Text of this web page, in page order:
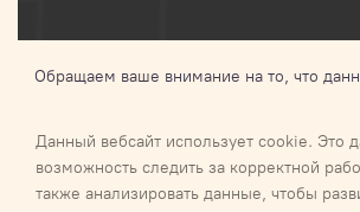
Данный вебсайт использует cookie. Это
возможность следить за корректной
также анализировать данные, чтобы
Обращаем ваше внимание на то, что
определяемой положениями Статьи 437
кодекса Российской Федерации.Для
информации о наличии и стоимости